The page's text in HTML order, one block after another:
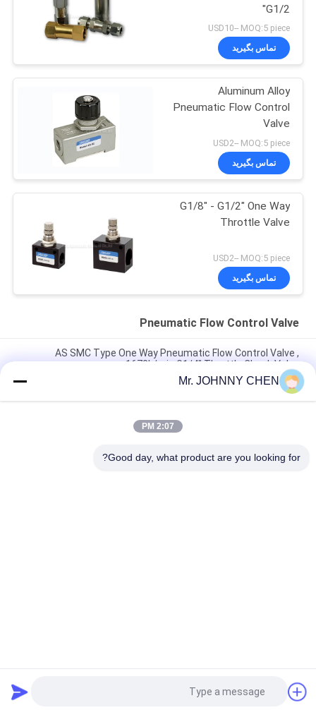
G1/2"
USD10-- MOQ:5 piece
تماس بگیرید
Aluminum Alloy
Pneumatic Flow Control
Valve
USD2-- MOQ:5 piece
تماس بگیرید
G1/8" - G1/2" One Way
Throttle Valve
USD2-- MOQ:5 piece
تماس بگیرید
Pneumatic Flow Control Valve
AS SMC Type One Way Pneumatic Flow Control Valve ,
1670L/min G1/4" Throttle Check Valve
طرفه
FCV Series One Way G1/2" Pneumatic Flow Control Valve Non-
درخواست نقل قول
Mr. JOHNNY CHEN
2:07 PM
Good day, what product are you looking for?